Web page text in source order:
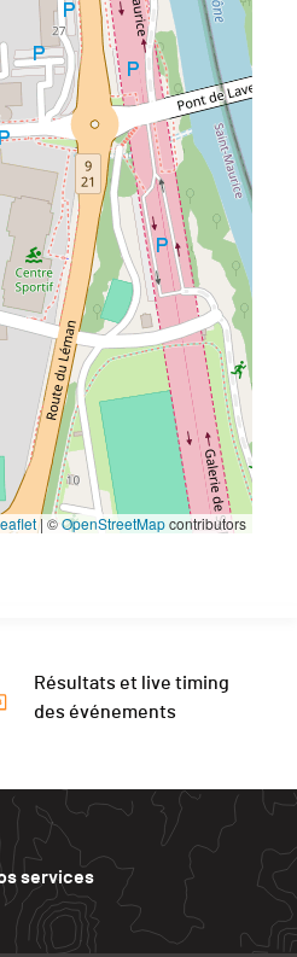
| ©OpenStreetMapcontributors
Résultats et live timing
des événements
services